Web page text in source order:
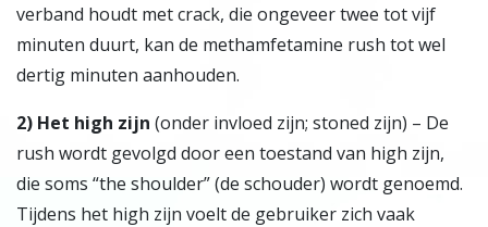
verband houdt met crack, die ongeveer twee tot vijf
minuten duurt, kan de methamfetamine rush tot wel
dertig minuten aanhouden.
2) Het high zijn (onder invloed zijn; stoned zijn) – De
rush wordt gevolgd door een toestand van high zijn,
die soms “the shoulder” (de schouder) wordt genoemd.
Tijdens het high zijn voelt de gebruiker zich vaak